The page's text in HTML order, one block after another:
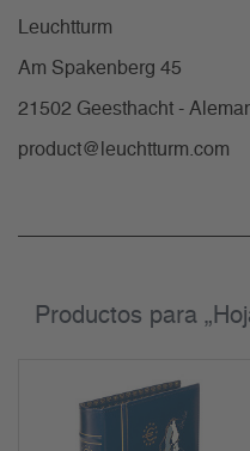
Leuchtturm
Am Spakenberg 45
21502 Geesthacht -
product@leuchtturm.com
Productos para